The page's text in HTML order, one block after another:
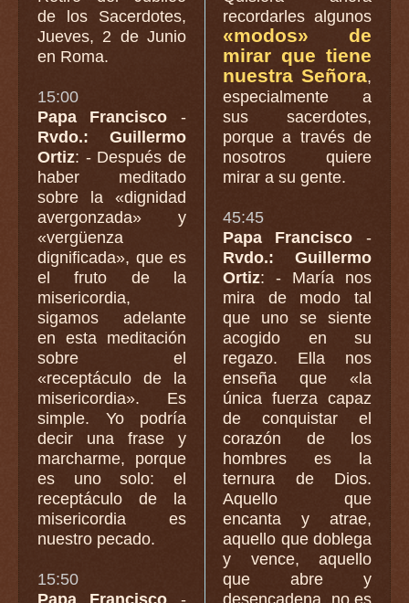
de los Sacerdotes,
Jueves, 2 de Junio
en Roma.
15:00
Papa Francisco -
Rvdo.: Guillermo
Ortiz: - Después de
haber meditado
sobre la «dignidad
avergonzada» y
«vergüenza
dignificada», que es
el fruto de la
misericordia,
sigamos adelante
en esta meditación
sobre el
«receptáculo de la
misericordia». Es
simple. Yo podría
decir una frase y
marcharme, porque
es uno solo: el
receptáculo de la
misericordia es
nuestro pecado.
15:50
Papa Francisco -
recordarles algunos
«modos» de
mirar que tiene
nuestra Señora,
especialmente a
sus sacerdotes,
porque a través de
nosotros quiere
mirar a su gente.
45:45
Papa Francisco -
Rvdo.: Guillermo
Ortiz: - María nos
mira de modo tal
que uno se siente
acogido en su
regazo. Ella nos
enseña que «la
única fuerza capaz
de conquistar el
corazón de los
hombres es la
ternura de Dios.
Aquello que
encanta y atrae,
aquello que doblega
y vence, aquello
que abre y
desencadena, no es